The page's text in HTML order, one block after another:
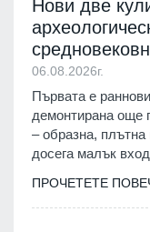
Нови две
06.08.2026г.
Първата е
демонтирана още
– образна, плътна
досега малък
ПРОЧЕТЕТЕ